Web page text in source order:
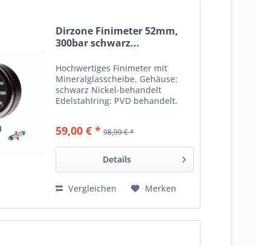
Dirzone Finimeter 52mm,
300bar schwarz...
Hochwertiges Finimeter mit
Mineralglasscheibe. Gehäuse:
schwarz Nickel-behandelt
Edelstahlring: PVD behandelt.
schwarzer Hintergrund. Lieferung
incl. Swivel mit Viton O-Ringen...
59,00 € * 98,99 € *
Details
Vergleichen Merken